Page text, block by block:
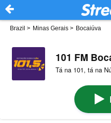
Brazil > Minas Gerais > Bocaiúva
101 FM
Tá na 101, tá na